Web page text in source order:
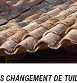
CHANGEMENT DE